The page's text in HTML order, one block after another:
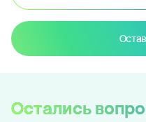
Остались